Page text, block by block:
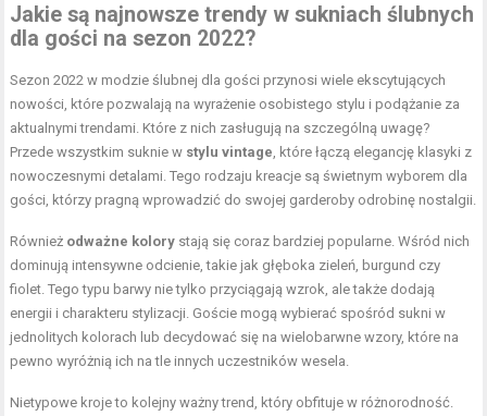
Jakie są najnowsze trendy w sukniach ślubnych
dla gości na sezon 2022?
Sezon 2022 w modzie ślubnej dla gości przynosi wiele ekscytujących
nowości, które pozwalają na wyrażenie osobistego stylu i podążanie za
aktualnymi trendami. Które z nich zasługują na szczególną uwagę?
Przede wszystkim suknie w stylu vintage , które łączą elegancję klasyki z
nowoczesnymi detalami. Tego rodzaju kreacje są świetnym wyborem dla
gości, którzy pragną wprowadzić do swojej garderoby odrobinę nostalgii.
Również odważne kolory stają się coraz bardziej popularne. Wśród nich
dominują intensywne odcienie, takie jak głęboka zieleń, burgund czy
fiolet. Tego typu barwy nie tylko przyciągają wzrok, ale także dodają
energii i charakteru stylizacji. Goście mogą wybierać spośród sukni w
jednolitych kolorach lub decydować się na wielobarwne wzory, które na
pewno wyróżnią ich na tle innych uczestników wesela.
Nietypowe kroje to kolejny ważny trend, który obfituje w różnorodność.